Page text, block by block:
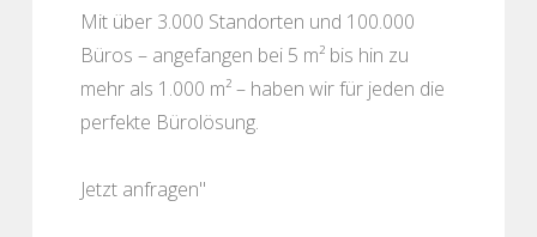
Mit über 3.000 Standorten und 100.000
Büros – angefangen bei 5 m² bis hin zu
mehr als 1.000 m² – haben wir für jeden die
perfekte Bürolösung.
Jetzt anfragen"